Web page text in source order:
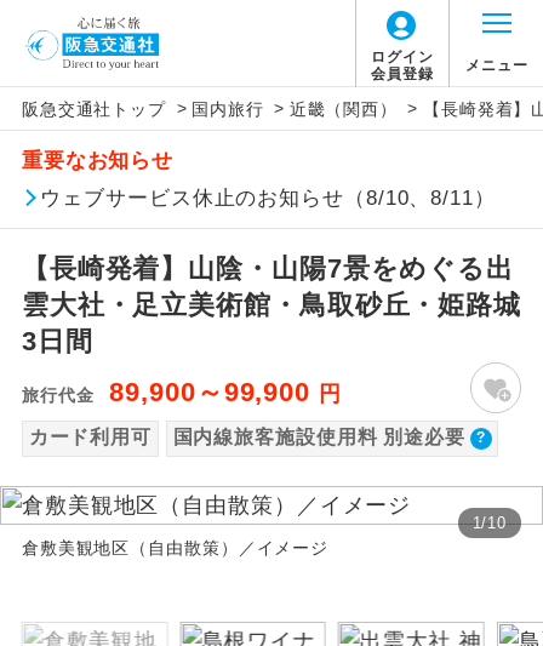
ログイン
会員登録
メニュー
阪急交通社トップ > 国内旅行 > 近畿（関西） > 【長崎発着
重要なお知らせ
ウェブサービス休止のお知らせ（8/10、8/11）
【長崎発着】山陰・山陽7景をめぐる出
雲大社・足立美術館・鳥取砂丘・姫路城
3日間
旅行代金 89,900～99,900 円
カード利用可 国内線旅客施設使用料 別途必要
1/10
倉敷美観地区（自由散策）／イメージ
【国内旅客施設使用料について】
旅行代金に国内旅客施設使用料は含まれてお
りません。別途お支払いが必要となります。
神戸空港往復：大人600円、子供600円、幼児
600円
アイコン 説明
添乗員同行
往路出発空港（駅）から復路到着空港
（駅）まで同行します。
現地添乗員同
行
現地到着空港（駅）から最終日出発空港
（駅）まで添乗員が同行します。
バスガイド乗
があります。
新コース 初登場のコースです。
世界遺産
ユネスコに登録されている文化遺産や自
然遺産を訪ねるコースです。